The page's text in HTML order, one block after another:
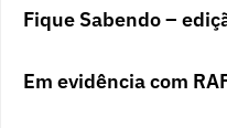
Fique Sabendo –
Em evidência com